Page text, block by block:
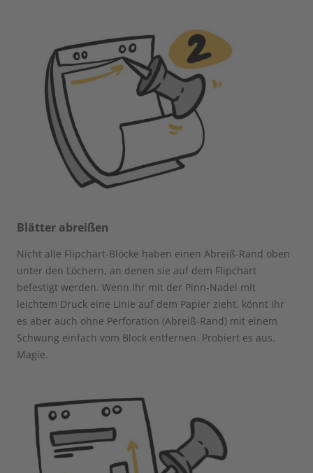
Blätter abreißen
Nicht alle Flipchart-Blöcke haben einen Abreiß-Rand oben
unter den Löchern, an denen sie auf dem Flipchart
befestigt werden. Wenn Ihr mit der Pinn-Nadel mit
leichtem Druck eine Linie auf dem Papier zieht, könnt ihr
es aber auch ohne Perforation (Abreiß-Rand) mit einem
Schwung einfach vom Block entfernen. Probiert es aus.
Magie.